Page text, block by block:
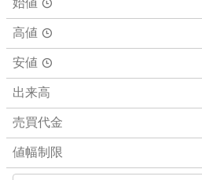
高値
安値
出来高
売買代金
値幅制限